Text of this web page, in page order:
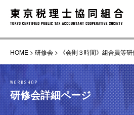
HOME > 研修会 > 《会則３時間》組合員等
WORKSHOP
研修会詳細ページ